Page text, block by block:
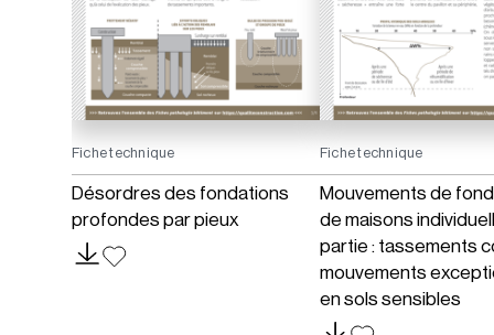
Fiche technique
Désordres des fondations
profondes par pieux
Fiche technique
Mouvements de
de maisons
partie : tassements
mouvements
en sols sensibles